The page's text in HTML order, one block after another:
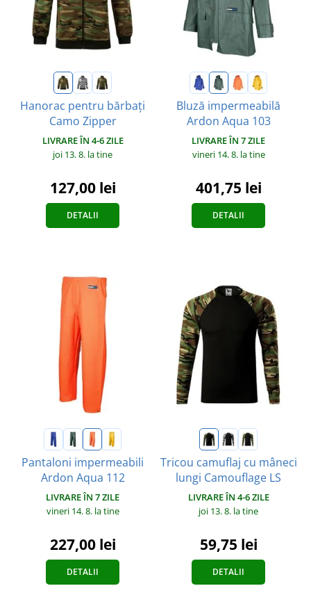
Hanorac pentru bărbați
Camo Zipper
LIVRARE ÎN 4-6 ZILE
joi 13. 8. la tine
127,00 lei
DETALII
Bluză impermeabilă
Ardon Aqua 103
LIVRARE ÎN 7 ZILE
vineri 14. 8. la tine
401,75 lei
DETALII
Pantaloni impermeabili
Ardon Aqua 112
LIVRARE ÎN 7 ZILE
vineri 14. 8. la tine
227,00 lei
DETALII
Tricou camuflaj cu mâneci
lungi Camouflage LS
LIVRARE ÎN 4-6 ZILE
joi 13. 8. la tine
59,75 lei
DETALII